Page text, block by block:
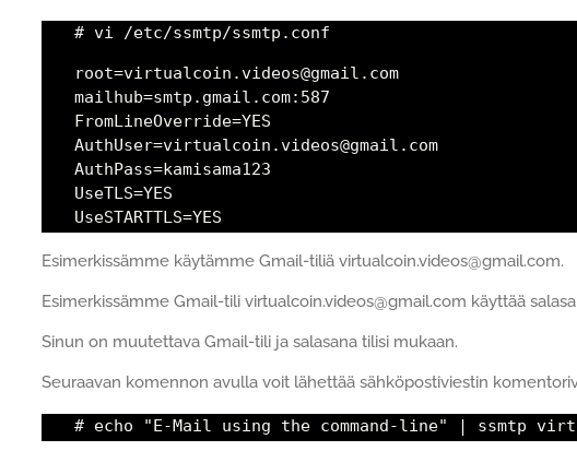
# vi /etc/ssmtp/ssmtp.conf
root=virtualcoin.videos@gmail.com
mailhub=smtp.gmail.com:587
FromLineOverride=YES
AuthUser=virtualcoin.videos@gmail.com
AuthPass=kamisama123
UseTLS=YES
UseSTARTTLS=YES
Esimerkissämme käytämme Gmail-tiliä virtualcoin.videos@gmail.com.
Esimerkissämme Gmail-tili virtualcoin.videos@gmail.com käyttää
Sinun on muutettava Gmail-tili ja salasana tilisi mukaan.
Seuraavan komennon avulla voit lähettää sähköpostiviestin
# echo "E-Mail using the command-line" | ssmtp